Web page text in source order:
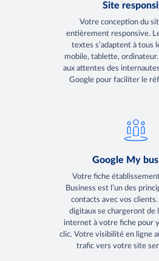
Site
Votre conception du
entièrement responsive.
textes s’adaptent à tous
mobile, tablette,
aux attentes des
Google pour faciliter le
Google My
Votre fiche
Business est l’un des
contacts avec vos
digitaux se chargeront de
internet à votre fiche pour
clic. Votre visibilité en ligne
trafic vers votre site